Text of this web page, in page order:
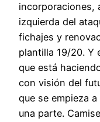
incorporaciones,
izquierda del
fichajes y
plantilla 19/20. Y
que está
con visión del
que se empieza
una parte.